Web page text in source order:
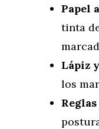
Papel
tinta
Lápiz
los